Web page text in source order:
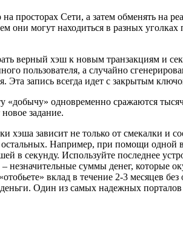
просторах Сети, а затем обменять на
они могут находиться в разных
верный хэш к новым транзакциям и
пользователя, а случайно
Эта запись всегда идет с закрытым
«добычу» одновременно сражаются
задание.
хэша зависит не только от смекалки и
Например, при помощи
в секунду. Используйте последнее
суммы денег, которые
вклад в течение 2-3 месяцев
Один из самых надежных